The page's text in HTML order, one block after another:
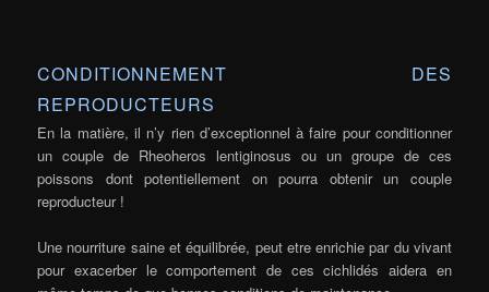
CONDITIONNEMENT DES
REPRODUCTEURS
En la matière, il n’y rien d’exceptionnel à faire pour conditionner
un couple de Rheoheros lentiginosus ou un groupe de ces
poissons dont potentiellement on pourra obtenir un couple
reproducteur !
Une nourriture saine et équilibrée, peut etre enrichie par du vivant
pour exacerber le comportement de ces cichlidés aidera en